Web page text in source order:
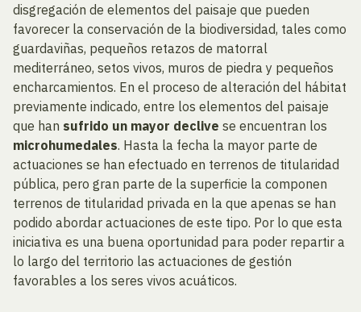
disgregación de elementos del paisaje que pueden
favorecer la conservación de la biodiversidad, tales como
guardaviñas, pequeños retazos de matorral
mediterráneo, setos vivos, muros de piedra y pequeños
encharcamientos. En el proceso de alteración del hábitat
previamente indicado, entre los elementos del paisaje
que han sufrido un mayor declive se encuentran los
microhumedales. Hasta la fecha la mayor parte de
actuaciones se han efectuado en terrenos de titularidad
pública, pero gran parte de la superficie la componen
terrenos de titularidad privada en la que apenas se han
podido abordar actuaciones de este tipo. Por lo que esta
iniciativa es una buena oportunidad para poder repartir a
lo largo del territorio las actuaciones de gestión
favorables a los seres vivos acuáticos.